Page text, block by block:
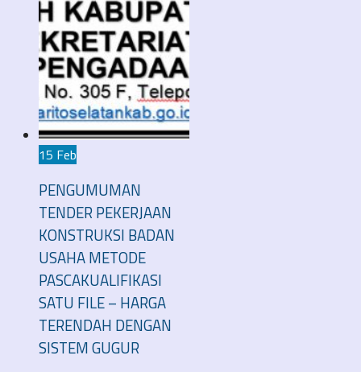
15 Feb
PENGUMUMAN
TENDER PEKERJAAN
KONSTRUKSI BADAN
USAHA METODE
PASCAKUALIFIKASI
SATU FILE – HARGA
TERENDAH DENGAN
SISTEM GUGUR